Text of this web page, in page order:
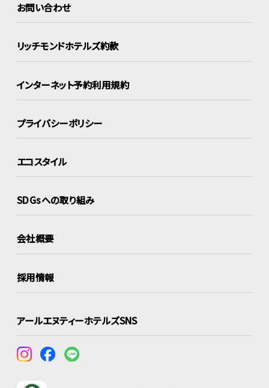
お問い合わせ
リッチモンドホテルズ約款
インターネット予約利用規約
プライバシーポリシー
エコスタイル
SDGsへの取り組み
会社概要
採用情報
アールエヌティーホテルズSNS